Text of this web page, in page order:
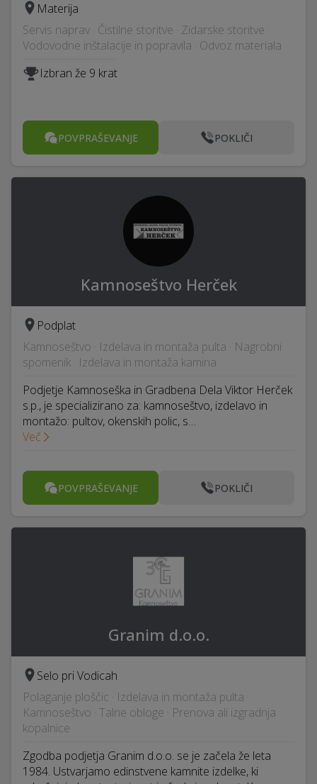
Materija
Servis naprav · Čistilne storitve · Zidarske storitve ·
Vodovodne inštalacije in popravila · Odvoz materiala
Izbran že 9 krat
POVPRAŠEVANJE POKLIČI
Kamnoseštvo Herček
Podplat
Kamnoseštvo · Izdelava in montaža pulta · Nagrobni
spomenik · Izdelava in montaža kamina
Podjetje Kamnoseška in Gradbena Dela Viktor Herček
s.p., je specializirano za: kamnoseštvo, izdelavo in
montažo: pultov, okenskih polic, s…
Več
POVPRAŠEVANJE POKLIČI
Granim d.o.o.
Selo pri Vodicah
Polaganje ploščic · Izdelava in montaža pulta ·
Kamnoseštvo · Talne obloge · Prenova ali izgradnja
kopalnice
Zgodba podjetja Granim d.o.o. se je začela že leta
1984. Ustvarjamo edinstvene kamnite izdelke, ki